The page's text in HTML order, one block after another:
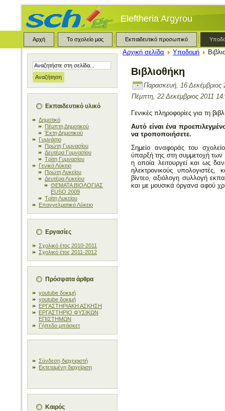
Eleftheria Argyrou
Αρχή Το σχολείο μας Εκπαιδευτικό προσωπικό
Εκπαιδευτικό υλικό
Δημοτικό
Πέμπτη Δημοτικού
Έκτη Δημοτικού
Γυμνάσιο
Πρώτη Γυμνασίου
Δευτέρα Γυμνασίου
Τρίτη Γυμνασίου
Γενικό Λύκειο
Πρώτη Λυκείου
Δευτέρα Λυκείου
ΘΕΜΑΤΑ ΒΙΟΛΟΓΙΑΣ
EUSO 2009
Τρίτη Λυκείου
Επαγγελματικό Λύκειο
Εργασίες
Σχολικό έτος 2010-2011
Σχολικό έτος 2011-2012
Πρόσφατα άρθρα
youtube δοκιμή
youtube δοκιμή
ΕΡΓΑΣΤΗΡΙΑΚΗ ΑΣΚΗΣΗ
ΕΡΓΑΣΤΗΡΙΟ ΦΥΣΙΚΩΝ
ΕΠΙΣΤΗΜΩΝ
Γήπεδο μπάσκετ
Σύνδεση διαχειριστή
Εκτεταμένη διαχείριση
Καιρός
Αρχική σελίδα Υποδομή
Βιβλιοθήκη
Παρασκευή, 16
Πέμπτη, 22 Δεκέμβριος 2011
Γενικές πληροφορίες για τη
Αυτό είναι ένα
να τροποποιήσετε.
Σημείο αναφοράς του
ύπαρξή της στη συμμετοχή
η οποία λειτουργεί και ως
ηλεκτρονικούς
βίντεο, αξιόλογη συλλογή
και με μουσικά όργανα αφού